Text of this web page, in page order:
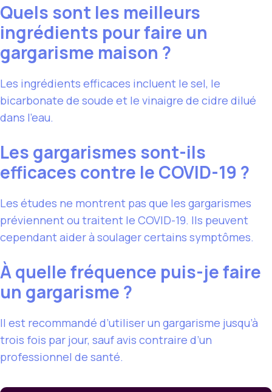
Quels sont les meilleurs
ingrédients pour faire un
gargarisme maison ?
Les ingrédients efficaces incluent le sel, le
bicarbonate de soude et le vinaigre de cidre dilué
dans l’eau.
Les gargarismes sont-ils
efficaces contre le COVID-19 ?
Les études ne montrent pas que les gargarismes
préviennent ou traitent le COVID-19. Ils peuvent
cependant aider à soulager certains symptômes.
À quelle fréquence puis-je faire
un gargarisme ?
Il est recommandé d’utiliser un gargarisme jusqu’à
trois fois par jour, sauf avis contraire d’un
professionnel de santé.